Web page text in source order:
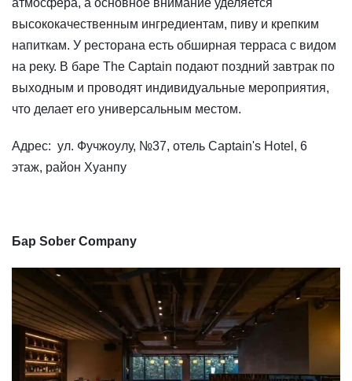
высококачественным ингредиентам, пиву и крепким
напиткам. У ресторана есть обширная терраса с видом
на реку. В баре The Captain подают поздний завтрак по
выходным и проводят индивидуальные мероприятия,
что делает его универсальным местом.
Адрес: ул. Фучжоулу, №37, отель Captain's Hotel, 6
этаж, район Хуанпу
Бар Sober Company